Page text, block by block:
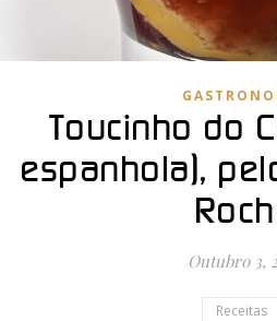
Toucinho do
espanhola),
Outubro 3,
Receitas